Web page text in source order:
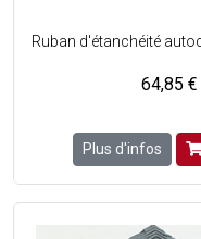
64,85 €
Plus d'infos